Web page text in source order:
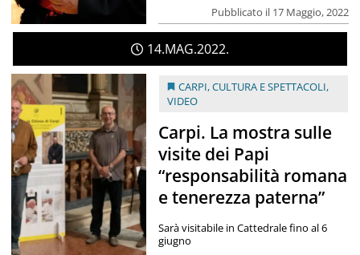
Pubblicato il 17 Maggio, 2022
14 MAG 2022
CARPI,CULTURA E SPETTACOLI,
VIDEO
Carpi. La mostra sulle
visite dei Papi
“responsabilità romana
e tenerezza paterna”
Sarà visitabile in Cattedrale fino al 6
giugno